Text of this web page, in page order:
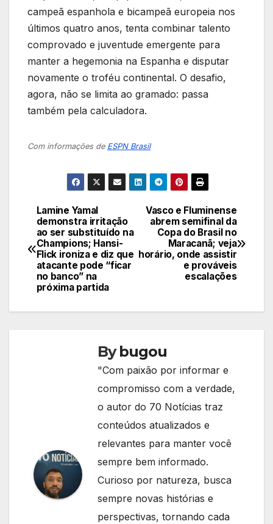
campeã espanhola e bicampeã europeia nos
últimos quatro anos, tenta combinar talento
comprovado e juventude emergente para
manter a hegemonia na Espanha e disputar
novamente o troféu continental. O desafio,
agora, não se limita ao gramado: passa
também pela calculadora.
Com informações de ESPN Brasil
Navegação
de
Post
Vasco e Fluminense
abrem semifinal da
Copa do Brasil no
Maracanã; veja
horário, onde assistir
e prováveis
escalações
Lamine Yamal
demonstra irritação
ao ser substituído na
Champions; Hansi-
Flick ironiza e diz que
atacante pode “ficar
no banco” na
próxima partida
Bybugou
"Com paixão por informar e
compromisso com a verdade,
o autor do 70 Notícias traz
conteúdos atualizados e
relevantes para manter você
sempre bem informado.
Curioso por natureza, busca
sempre novas histórias e
perspectivas, tornando cada